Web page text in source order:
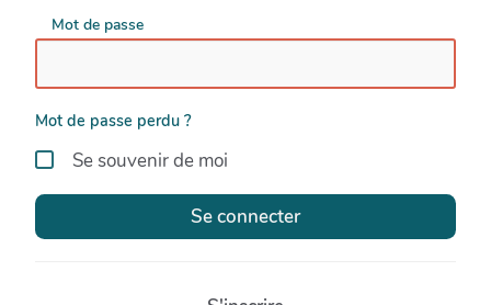
Mot de passe
Mot de passe perdu ?
Se souvenir de moi
Se connecter